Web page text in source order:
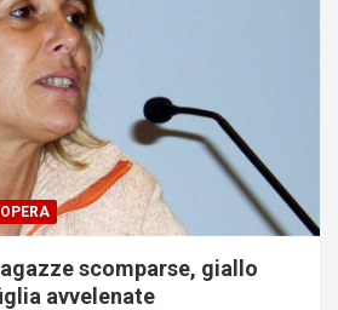
ragazze scomparse, giallo
avvelenate